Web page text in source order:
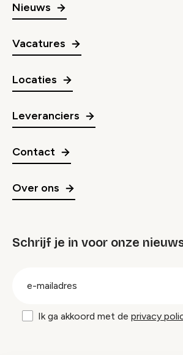
Nieuws
Vacatures
Locaties
Leveranciers
Contact
Over ons
Schrijf je in voor onze
Ik ga akkoord met de privacy